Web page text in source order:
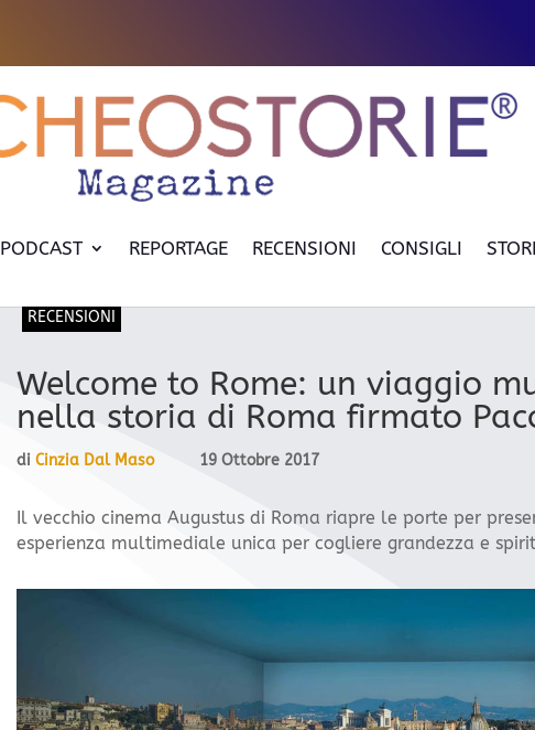
PODCAST REPORTAGE RECENSIONI CONSIGLI
RECENSIONI
Welcome to Rome: un viaggio
nella storia di Roma firmato
di Cinzia Dal Maso 19 Ottobre 2017
Il vecchio cinema Augustus di Roma riapre le porte per
esperienza multimediale unica per cogliere grandezza e